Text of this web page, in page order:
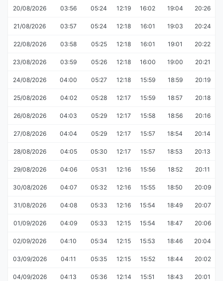
20/08/2026 03:56 05:24 12:19 16:02 19:04 20:26
21/08/2026 03:57 05:24 12:18 16:01 19:03 20:24
22/08/2026 03:58 05:25 12:18 16:01 19:01 20:22
23/08/2026 03:59 05:26 12:18 16:00 19:00 20:21
24/08/2026 04:00 05:27 12:18 15:59 18:59 20:19
25/08/2026 04:02 05:28 12:17 15:59 18:57 20:18
26/08/2026 04:03 05:29 12:17 15:58 18:56 20:16
27/08/2026 04:04 05:29 12:17 15:57 18:54 20:14
28/08/2026 04:05 05:30 12:17 15:57 18:53 20:13
29/08/2026 04:06 05:31 12:16 15:56 18:52 20:11
30/08/2026 04:07 05:32 12:16 15:55 18:50 20:09
31/08/2026 04:08 05:33 12:16 15:54 18:49 20:07
01/09/2026 04:09 05:33 12:15 15:54 18:47 20:06
02/09/2026 04:10 05:34 12:15 15:53 18:46 20:04
03/09/2026 04:11 05:35 12:15 15:52 18:44 20:02
04/09/2026 04:13 05:36 12:14 15:51 18:43 20:01